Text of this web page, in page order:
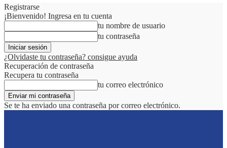
Registrarse
¡Bienvenido! Ingresa en tu cuenta
tu nombre de usuario
tu contraseña
¿Olvidaste tu contraseña? consigue ayuda
Recuperación de contraseña
Recupera tu contraseña
tu correo electrónico
Se te ha enviado una contraseña por correo electrónico.